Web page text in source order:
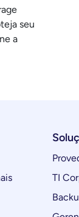
seu
a
TI